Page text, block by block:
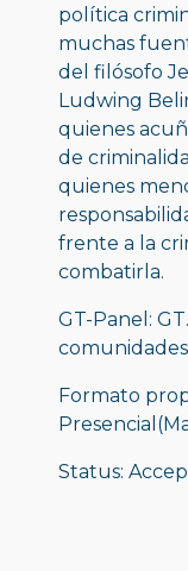
política
muchas
del filósofo
Ludwing
quienes
de
quienes
frente a la
combatirla.
GT-Panel:
Formato
Status: